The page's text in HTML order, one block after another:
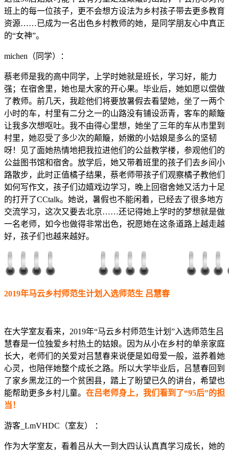
班上的每一位孩子，更不会想方设法为乡村孩子带去更多教育
资源……已成为一名出色乡村教师的她，是同学朋友心中真正
的“女神”。
michen（同学）：
蔡老师是我的高中同学，上学时她就是班长，学习好，能力
强；在宿舍里，她也是大家的开心果。毕业后，她如愿以偿做
了教师。前几天，我趁他们将要放暑假去看望她，坐了一两个
小时的车，村里有二分之一的山路没有铺设沥青，客车的颠簸
让我多次想呕吐。我不由得心里想，她坐了三年的车从市里到
村里，她忍受了多少次的颠簸，娇嫩的小姑娘是多么的坚韧
呀！见了面她热情地把我拉进他们的公益教学楼，参观他们的
公益图书馆和宿舍。放学后，她又带着班里的孩子们去乡间小
路散步，此时正值橘子结果，蔡老师带孩子们观察橘子教他们
如何写作文，孩子们边嬉戏边学习，晚上回宿舍她又活力十足
的打开了CCtalk。她说，暑假也不能闲着，已经去了很多地方
交流学习，这次又要去北京……还记得她上学时的梦想就是做
一名老师，如今也做得非常出色，祝愿她在这条道路上越走越
好，孩子们也越来越好。
2019年马云乡村师范生计划入选师范生 吕慧春
在大学室友看来，2019年“马云乡村师范生计划”入选师范生吕
慧春是一位独爱乡村热土的姑娘。因为从小在乡村的单亲家庭
长大，老师们的关爱对吕慧春来说便是如母爱一般，滋养着她
心灵，也陪伴她整个成长之路。所以大学毕业后，吕慧春回到
了家乡黑龙江的一个贫困县，踏上了盼望已久的讲台，希望也
能帮助更多乡村儿童。 在吕老师身上，我们看到了“95后”的担
当！
游客_LmVHDC（室友） ：
作为大学室友，看着吕从大一到大四认认真真学习成长，她的